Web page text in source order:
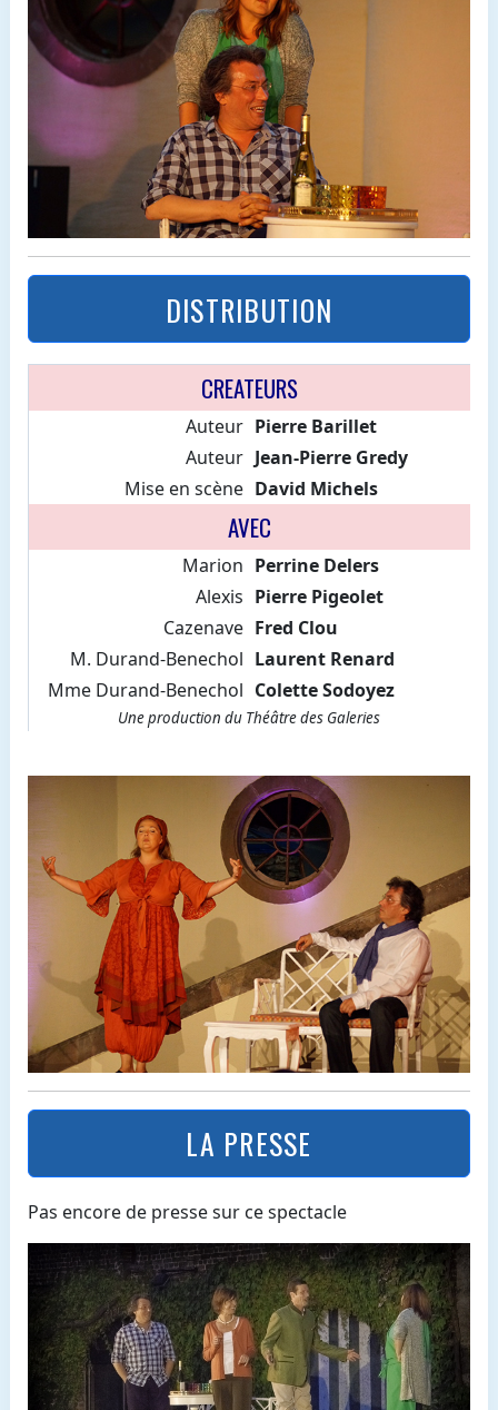
DISTRIBUTION
CREATEURS
Auteur Pierre Barillet
Auteur Jean-Pierre Gredy
Mise en scène David Michels
AVEC
Marion Perrine Delers
Alexis Pierre Pigeolet
Cazenave Fred Clou
M. Durand-Benechol Laurent Renard
Mme Durand-Benechol Colette Sodoyez
Une production du Théâtre des Galeries
LA PRESSE
Pas encore de presse sur ce spectacle